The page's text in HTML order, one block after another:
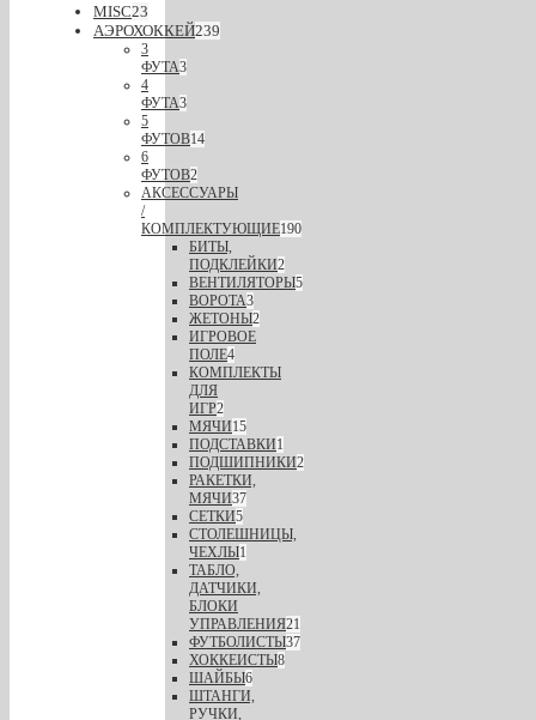
MISC23
АЭРОХОККЕЙ239
3
ФУТА3
4
ФУТА3
5
ФУТОВ14
6
ФУТОВ2
АКСЕССУАРЫ
/
КОМПЛЕКТУЮЩИЕ190
БИТЫ,
ПОДКЛЕЙКИ2
ВЕНТИЛЯТОРЫ5
ВОРОТА3
ЖЕТОНЫ2
ИГРОВОЕ
ПОЛЕ4
КОМПЛЕКТЫ
ДЛЯ
ИГР2
МЯЧИ15
ПОДСТАВКИ1
ПОДШИПНИКИ2
РАКЕТКИ,
МЯЧИ37
СЕТКИ5
СТОЛЕШНИЦЫ,
ЧЕХЛЫ1
ТАБЛО,
ДАТЧИКИ,
БЛОКИ
УПРАВЛЕНИЯ21
ФУТБОЛИСТЫ37
ХОККЕИСТЫ8
ШАЙБЫ6
ШТАНГИ,
РУЧКИ,